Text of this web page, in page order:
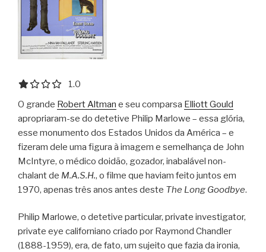
1.0 out of 5.0 stars
1.0
O grande Robert Altman e seu comparsa Elliott Gould
apropriaram-se do detetive Philip Marlowe – essa glória,
esse monumento dos Estados Unidos da América – e
fizeram dele uma figura à imagem e semelhança de John
McIntyre, o médico doidão, gozador, inabalável non-
chalant de M.A.S.H., o filme que haviam feito juntos em
1970, apenas três anos antes deste The Long Goodbye.
Philip Marlowe, o detetive particular, private investigator,
private eye californiano criado por Raymond Chandler
(1888-1959), era, de fato, um sujeito que fazia da ironia,